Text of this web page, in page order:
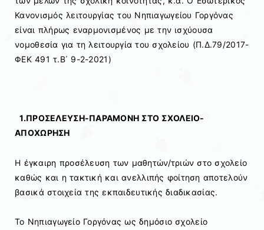
Κανονισμός λειτουργίας του Νηπιαγωγείου Γοργόνας
είναι πλήρως εναρμονισμένος με την ισχύουσα
νομοθεσία για τη λειτουργία του σχολείου (Π.Δ.79/2017-
ΦΕΚ 491 τ.Β΄ 9-2-2021)
1.ΠΡΟΣΕΛΕΥΣΗ-ΠΑΡΑΜΟΝΗ ΣΤΟ ΣΧΟΛΕΙΟ-
ΑΠΟΧΩΡΗΣΗ
Η έγκαιρη προσέλευση των μαθητών/τριών στο σχολείο
καθώς και η τακτική και ανελλιπής φοίτηση αποτελούν
βασικά στοιχεία της εκπαιδευτικής διαδικασίας.
Το Νηπιαγωγείο Γοργόνας ως δημόσιο σχολείο